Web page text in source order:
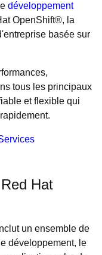
développement
OpenShift®, la
basée sur
tous les principaux
et flexible qui
Hat
un ensemble de
développement, le